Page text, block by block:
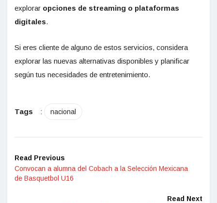
explorar opciones de streaming o plataformas
digitales.
Si eres cliente de alguno de estos servicios, considera
explorar las nuevas alternativas disponibles y planificar
según tus necesidades de entretenimiento.
Tags : nacional
Read Previous
Convocan a alumna del Cobach a la Selección Mexicana
de Basquetbol U16
Read Next